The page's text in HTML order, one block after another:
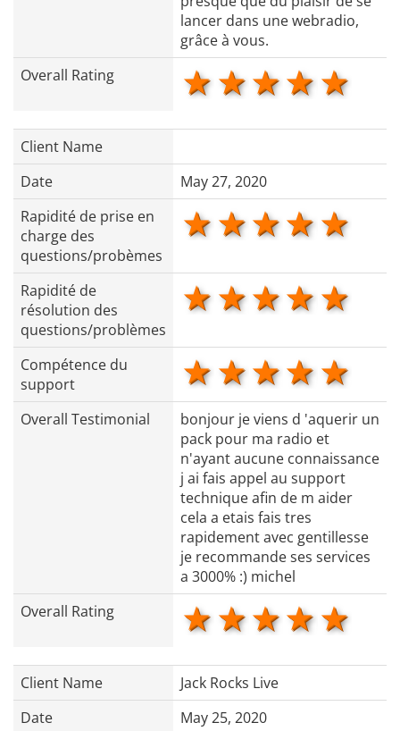
lancer dans une webradio,
grâce à vous.
Overall Rating
4
3 stars
2 stars
1 star
Client Name
Date
May 27, 2020
Rapidité de prise en
charge des
questions/probèmes
4
3 stars
2 stars
1 star
Rapidité de
résolution des
questions/problèmes
4
3 stars
2 stars
1 star
Compétence du
support
4
3 stars
2 stars
1 star
Overall Testimonial
bonjour je viens d 'aquerir un
pack pour ma radio et
n'ayant aucune connaissance
j ai fais appel au support
technique afin de m aider
cela a etais fais tres
rapidement avec gentillesse
je recommande ses services
a 3000% :) michel
Overall Rating
4
3 stars
2 stars
1 star
Client Name
Jack Rocks Live
Date
May 25, 2020